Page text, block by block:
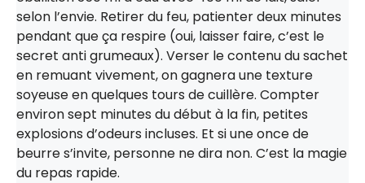
selon l’envie. Retirer du feu, patienter deux minutes
pendant que ça respire (oui, laisser faire, c’est le
secret anti grumeaux). Verser le contenu du sachet
en remuant vivement, on gagnera une texture
soyeuse en quelques tours de cuillère. Compter
environ sept minutes du début à la fin, petites
explosions d’odeurs incluses. Et si une once de
beurre s’invite, personne ne dira non. C’est la magie
du repas rapide.